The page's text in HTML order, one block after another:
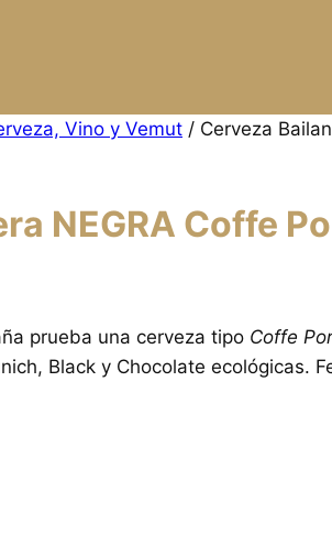
Vino y Vemut / Cerveza
NEGRA Coffe
prueba una cerveza tipo Coffe
Black y Chocolate ecológicas.